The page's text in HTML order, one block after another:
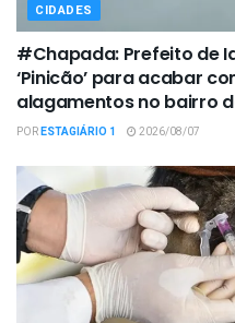
CIDADES
#Chapada: Prefeito de
‘Pinicão’ para acabar
alagamentos no bairro
PORESTAGIÁRIO 1 2026/08/07